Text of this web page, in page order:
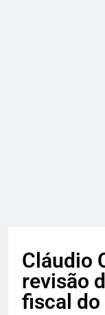
Cláudio
revisão
fiscal do